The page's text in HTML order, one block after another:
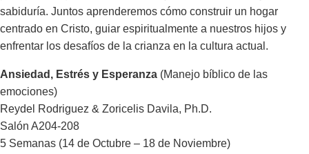
sabiduría. Juntos aprenderemos cómo construir un hogar
centrado en Cristo, guiar espiritualmente a nuestros hijos y
enfrentar los desafíos de la crianza en la cultura actual.
Ansiedad, Estrés y Esperanza (Manejo bíblico de las
emociones)
Reydel Rodriguez & Zoricelis Davila, Ph.D.
Salón A204-208
5 Semanas (14 de Octubre – 18 de Noviembre)